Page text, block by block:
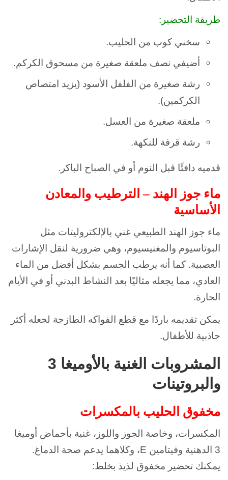
طريقة التحضير:
سخني كوب من الحليب.
أضيفي نصف ملعقة صغيرة من مسحوق الكركم.
رشة صغيرة من الفلفل الأسود (يزيد امتصاص
الكركمين).
ملعقة صغيرة من العسل.
رشة قرفة للنكهة.
قدميه دافئًا قبل النوم أو في الصباح الباكر.
ماء جوز الهند – الترطيب والمعادن
الأساسية
ماء جوز الهند الطبيعي غني بالإلكتروليتات مثل
البوتاسيوم والمغنيسيوم، وهي ضرورية لنقل الإشارات
العصبية. كما أنه يرطب الجسم بشكل أفضل من الماء
العادي، مما يجعله مثاليًا بعد النشاط البدني أو في الأيام
الحارة.
يمكن تقديمه باردًا مع قطع الفواكه الطازجة لجعله أكثر
جاذبية للأطفال.
المشروبات الغنية بالأوميغا 3
والبروتينات
مخفوق الحليب بالمكسرات
المكسرات، وخاصة الجوز واللوز، غنية بأحماض أوميغا
3 الدهنية وفيتامين E، وكلاهما يدعم صحة الدماغ.
يمكنك تحضير مخفوق لذيذ بخلط: